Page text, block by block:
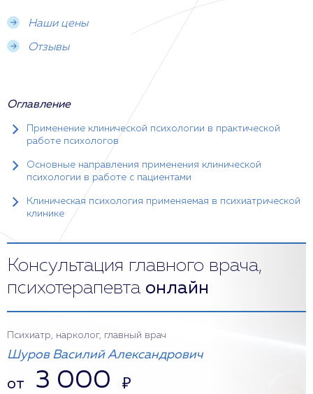
Наши цены
Отзывы
Оглавление
Применение клинической психологии в практической
работе психологов
Основные направления применения клинической
психологии в работе с пациентами
Клиническая психология применяемая в психиатрической
клинике
Консультация главного врача,
психотерапевта онлайн
Психиатр, нарколог, главный врач
Шуров Василий Александрович
от 3 000 ₽